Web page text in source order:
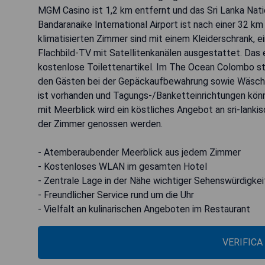
MGM Casino ist 1,2 km entfernt und das Sri Lanka
Bandaranaike International Airport ist nach einer 32
klimatisierten Zimmer sind mit einem Kleiderschrank,
Flachbild-TV mit Satellitenkanälen ausgestattet. Das
kostenlose Toilettenartikel. Im The Ocean Colombo
den Gästen bei der Gepäckaufbewahrung sowie
ist vorhanden und Tagungs-/Banketteinrichtungen
mit Meerblick wird ein köstliches Angebot an sri-
der Zimmer genossen werden.
- Atemberaubender Meerblick aus jedem Zimmer
- Kostenloses WLAN im gesamten Hotel
- Zentrale Lage in der Nähe wichtiger
- Freundlicher Service rund um die Uhr
- Vielfalt an kulinarischen Angeboten im Restaurant